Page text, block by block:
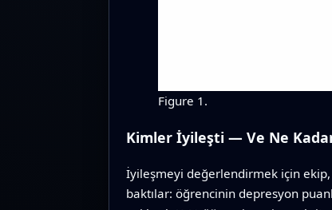
Figure 1.
Kimler İyileşti — Ve Ne
İyileşmeyi değerlendirmek için
baktılar: öğrencinin depresyon